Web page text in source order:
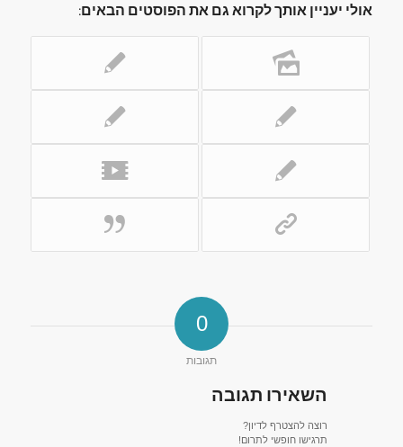
אולי יעניין אותך לקרוא גם את הפוסטים הבאים:
0
תגובות
השאירו תגובה
רוצה להצטרף לדיון?
תרגישו חופשי לתרום!